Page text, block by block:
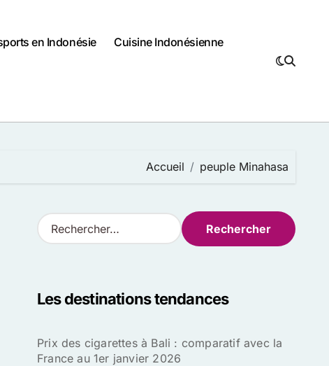
en Indonésie Cuisine Indonésienne
Accueil peuple Minahasa
R
e
r
e
r
Les destinations tendances
Prix des cigarettes à Bali : comparatif avec la
France au 1er janvier 2026